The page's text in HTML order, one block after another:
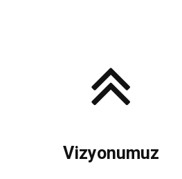
Vizyonumuz